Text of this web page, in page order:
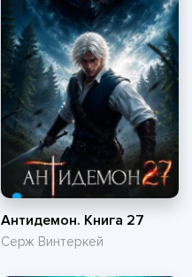
Антидемон. Книга 27
Серж Винтеркей